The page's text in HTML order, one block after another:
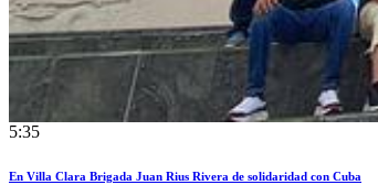
5:35
En Villa Clara Brigada Juan Rius Rivera de solidaridad con Cuba